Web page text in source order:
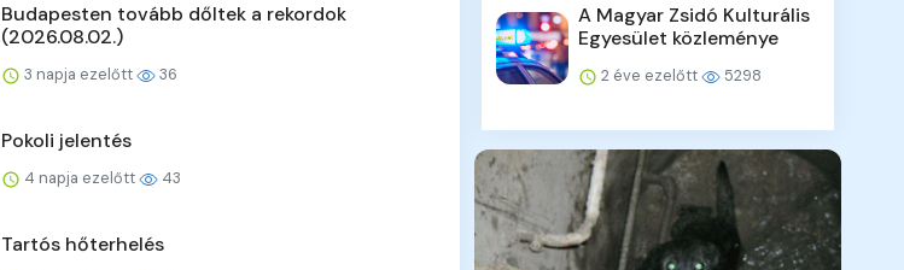
Budapesten tovább dőltek a rekordok
(2026.08.02.)
3 napja ezelőtt 36
Pokoli jelentés
4 napja ezelőtt 43
Tartós hőterhelés
A Magyar Zsidó Kulturális
Egyesület közleménye
2 éve ezelőtt 5298